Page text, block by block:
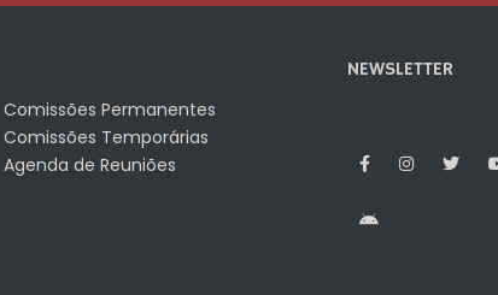
Comissões Permanentes
Comissões Temporárias
Agenda de Reuniões
NEWSLETTER